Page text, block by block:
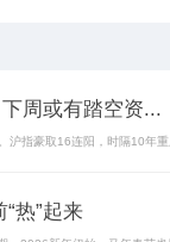
周或有踏空资...
沪指豪取16连阳，时隔10年
热”起来